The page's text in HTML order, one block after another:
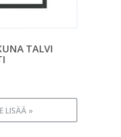
TALVI
LISÄÄ »